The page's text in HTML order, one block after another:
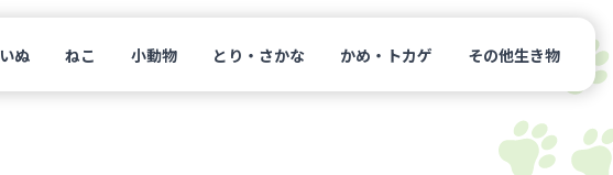
いぬ ねこ 小動物 とり・さかな かめ・トカゲ その他生き物